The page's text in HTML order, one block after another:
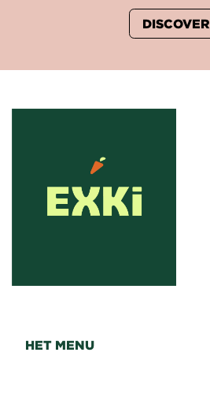
DISCOVER
HET MENU